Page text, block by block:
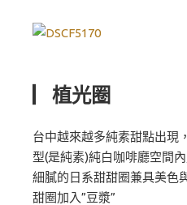
▏植光圈
台中越來越多純素甜點出現
型(是純素)純白咖啡廳空間
細膩的日系甜甜圈兼具美色
甜圈加入”豆漿”